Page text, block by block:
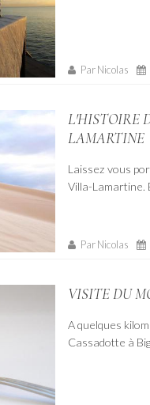
Par Nicolas
L'HISTOIRE
LAMARTINE
Laissez vous
Villa-Lamartine.
Par Nicolas
VISITE DU
A quelques
Cassadotte à